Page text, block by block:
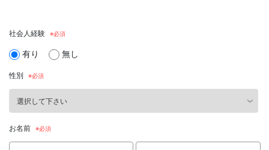
社会人経験
有り 無し
性別
お名前